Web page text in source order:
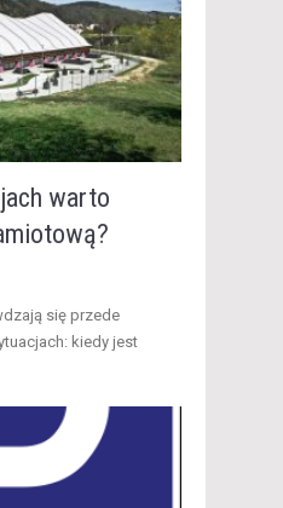
warto
się przede
kiedy jest